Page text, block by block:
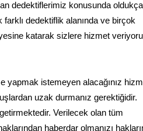
dedektiflerimiz konusunda oldukça
dedektiflik alanında ve birçok
katarak sizlere hizmet
yapmak istemeyen alacağınız
uzak durmanız gerektiğidir.
Verilecek olan tüm
haberdar olmanızı